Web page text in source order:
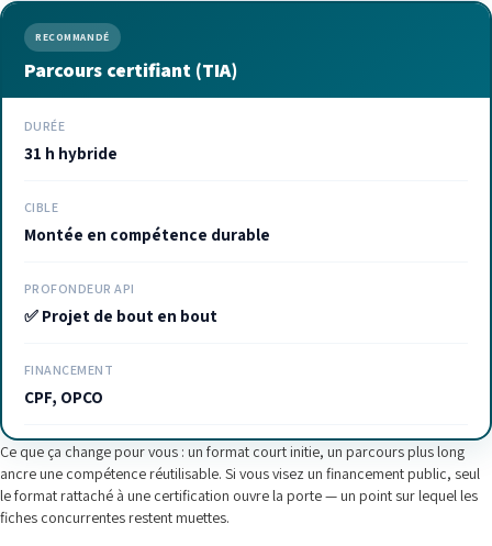
RECOMMANDÉ
Parcours certifiant (TIA)
DURÉE
31 h hybride
CIBLE
Montée en compétence durable
PROFONDEUR API
✅ Projet de bout en bout
FINANCEMENT
CPF, OPCO
Ce que ça change pour vous : un format court initie, un parcours plus long
ancre une compétence réutilisable. Si vous visez un financement public, seul
le format rattaché à une certification ouvre la porte — un point sur lequel les
fiches concurrentes restent muettes.